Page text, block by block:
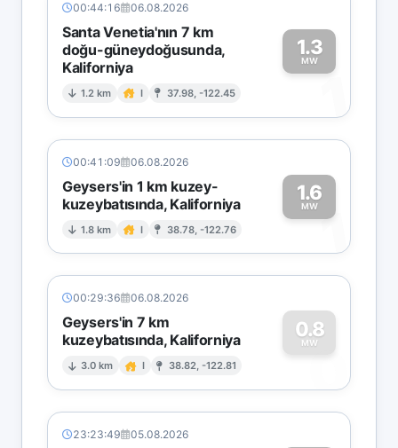
00:44:16 06.08.2026
Santa Venetia'nın 7 km
doğu-güneydoğusunda,
Kaliforniya
1.2 km I 37.98, -122.45
1.3
MW
1
00:41:09 06.08.2026
Geysers'in 1 km kuzey-
kuzeybatısında, Kaliforniya
1.8 km I 38.78, -122.76
1.6
MW1
00:29:36 06.08.2026
Geysers'in 7 km
kuzeybatısında, Kaliforniya
3.0 km I 38.82, -122.81
0.8
MW
0
23:23:49 05.08.2026